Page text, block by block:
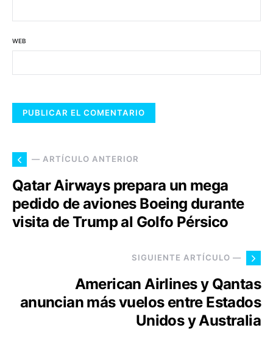
WEB
— ARTÍCULO ANTERIOR
Qatar Airways prepara un mega
pedido de aviones Boeing durante
visita de Trump al Golfo Pérsico
SIGUIENTE ARTÍCULO —
American Airlines y Qantas
anuncian más vuelos entre Estados
Unidos y Australia